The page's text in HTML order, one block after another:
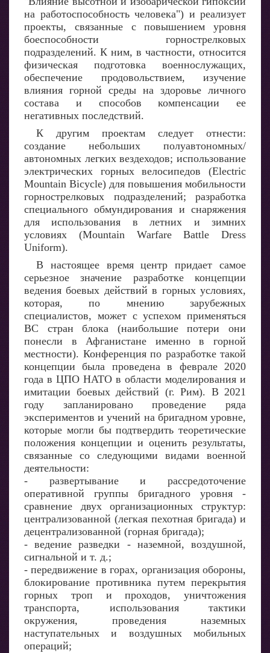
на работоспособность человека") и реализует
проекты, связанные с повышением уровня
боеспособности горнострелковых
подразделений. К ним, в частности, относится
физическая подготовка военнослужащих,
обеспечение продовольствием, изучение
влияния горной среды на здоровье личного
состава и способов компенсации ее
негативных последствий.
К другим проектам следует отнести:
создание небольших полуавтономных/
автономных легких вездеходов; использование
электрических горных велосипедов (Еlectric
Mountain Bicycle) для повышения мобильности
горнострелковых подразделений; разработка
специального обмундирования и снаряжения
для использования в летних и зимних
условиях (Мountain Warfare Battle Dress
Uniform).
В настоящее время центр придает самое
серьезное значение разработке концепции
ведения боевых действий в горных условиях,
которая, по мнению зарубежных
специалистов, может с успехом применяться
ВС стран блока (наибольшие потери они
понесли в Афганистане именно в горной
местности). Конференция по разработке такой
концепции была проведена в феврале 2020
года в ЦПО НАТО в области моделирования и
имитации боевых действий (г. Рим). В 2021
году запланировано проведение ряда
экспериментов и учений на бригадном уровне,
которые могли бы подтвердить теоретические
положения концепции и оценить результаты,
связанные со следующими видами военной
деятельности:
- развертывание и рассредоточение
оперативной группы бригадного уровня -
сравнение двух организационных структур:
централизованной (легкая пехотная бригада) и
децентрализованной (горная бригада);
- ведение разведки - наземной, воздушной,
сигнальной и т. д.;
- передвижение в горах, организация обороны,
блокирование противника путем перекрытия
горных троп и проходов, уничтожения
транспорта, использования тактики
окружения, проведения наземных
наступательных и воздушных мобильных
операций;